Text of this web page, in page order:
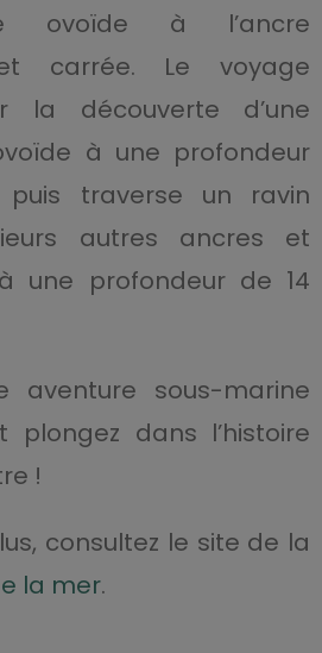
ovoïde à l’ancre
carrée. Le voyage
la découverte d’une
à une profondeur
traverse un ravin
autres ancres et
une profondeur de 14
aventure sous-marine
plongez dans l’histoire
!
consultez le site de la
la mer.